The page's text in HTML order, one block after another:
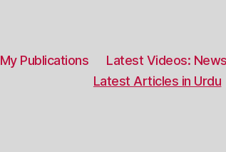
My Publications Latest Videos:
Latest Articles in Urdu